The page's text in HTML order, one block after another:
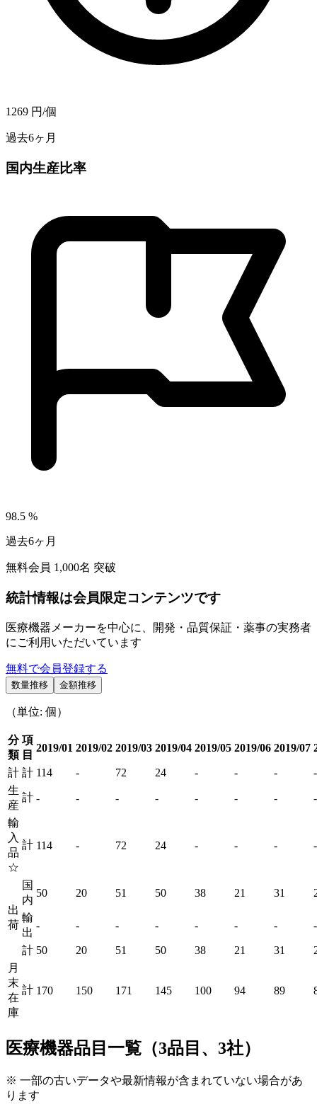
1269 円/個
過去6ヶ月
国内生産比率
98.5 %
過去6ヶ月
無料会員 1,000名 突破
統計情報は会員限定コンテンツです
医療機器メーカーを中心に、開発・品質保証・薬事の実務者
にご利用いただいています
無料で会員登録する
数量推移 金額推移
（単位: 個）
分
類
項
目
2019/01 2019/02 2019/03 2019/04 2019/05 2019/06 2019/07
計 計 114 - 72 24 - - -
-
生
産
計 - - - - - - - -
輸
入
品
☆
計 114 - 72 24 - - - -
出
荷
国
内
50 20 51 50 38 21 31
輸
出
- - - - - - - -
計 50 20 51 50 38 21 31
月
末
在
庫
計 170 150 171 145 100 94 89
医療機器品目一覧（3品目、3社）
※ 一部の古いデータや最新情報が含まれていない場合があ
ります